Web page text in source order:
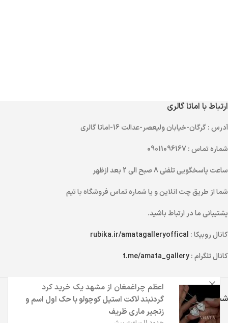
ارتباط با اماتا گالری
آدرس: گرگان-خیابان ولیعصر-عدالت 16-اماتا گالری
شماره تماس: 09011096167
ساعت پاسخگویی تلفنی
شما از طریقچت انلاینو یاشماره تماسفروشگاه با تیم
پشتیبانی ما در ارتباط باشید.
کانال روبیکا : rubika.ir/amatagalleryoffical
کانال تلگرام :t.me/amata_gallery
شبکه های اجتماعی اماتا گالری
اعظم چراغمغان ازمشهدیک خرید کرد
گردنبند لاکت استیل کوچولو با حک اول اسم و
زنجیر ماری ظریف